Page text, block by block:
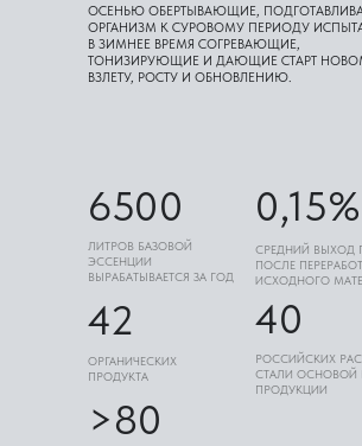
ЛИТРОВ БАЗОВОЙ
ЭССЕНЦИИ
ВЫРАБАТЫВАЕТСЯ ЗА ГОД
6500
РОССИЙСКИХ
СТАЛИ ОСНОВОЙ
ПРОДУКЦИИ
40
>80
СРЕДНИЙ ВЫХОД
ПОСЛЕ
ИСХОДНОГО
0,15%
ОРГАНИЧЕСКИХ
ПРОДУКТА
42
ОСЕНЬЮ ОБЕРТЫВАЮЩИЕ,
ОРГАНИЗМ К СУРОВОМУ ПЕРИОДУ
В ЗИМНЕЕ ВРЕМЯ СОГРЕВАЮЩИЕ,
ТОНИЗИРУЮЩИЕ И ДАЮЩИЕ СТАРТ
ВЗЛЕТУ, РОСТУ И ОБНОВЛЕНИЮ.